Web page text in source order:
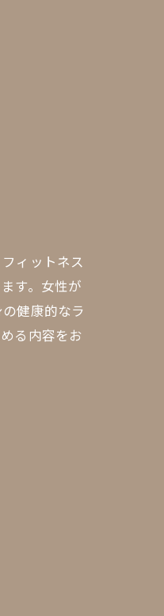
ィットネス
す。女性が
健康的なラ
る内容をお